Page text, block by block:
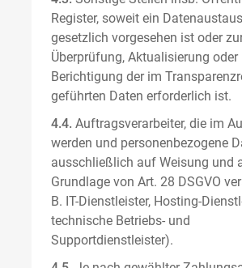
Register, soweit ein
gesetzlich vorgesehen ist oder
Überprüfung, Aktualisierung oder
Berichtigung der im
geführten Daten erforderlich ist.
4.4. Auftragsverarbeiter, die im
werden und personenbezogene
ausschließlich auf Weisung und
Grundlage von Art. 28 DSGVO
B. IT-Dienstleister, Hosting-
technische Betriebs- und
Supportdienstleister).